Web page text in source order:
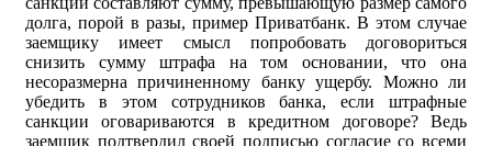
долга, порой в разы, пример Приватбанк. В этом случае
заемщику имеет смысл попробовать договориться
снизить сумму штрафа на том основании, что она
несоразмерна причиненному банку ущербу. Можно ли
убедить в этом сотрудников банка, если штрафные
санкции оговариваются в кредитном договоре? Ведь
заемщик подтвердил своей подписью согласие со всеми